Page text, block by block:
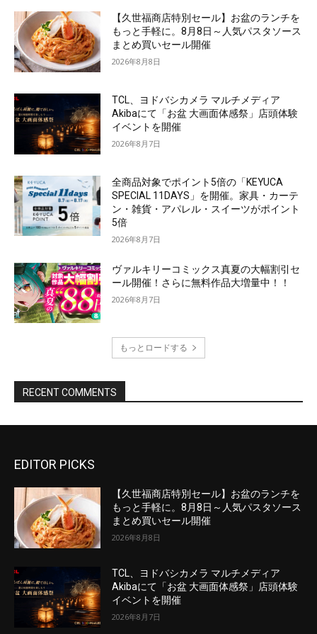
EDITOR PICKS
【久世福商店特別セール】お盆のランチを
もっと手軽に。8月8日～人気パスタソース
まとめ買いセール開催
2026年8月8日
TCL、ヨドバシカメラ マルチメディア
Akibaにて「お盆 大画面体感祭」店頭体験
イベントを開催
2026年8月7日